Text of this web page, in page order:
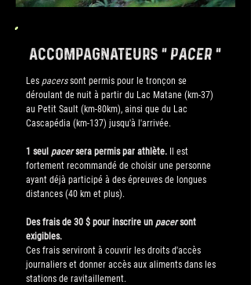
accompagnateurs " pacer "
Les pacerssont permis pour le tronçon se
déroulant de nuit à partir du Lac Matane (km-37)
au Petit Sault (km-80km), ainsi que du Lac
Cascapédia (km-137) jusqu'à l'arrivée.
1 seul pacersera permis par athlète. Il est
fortement recommandé de choisir une personne
ayant déjà participé à des épreuves de longues
distances (40 km et plus).
Des frais de 30 $ pour inscrire un pacersont
exigibles.
Ces frais serviront à couvrir les droits d'accès
journaliers et donner accès aux aliments dans les
stations de ravitaillement.